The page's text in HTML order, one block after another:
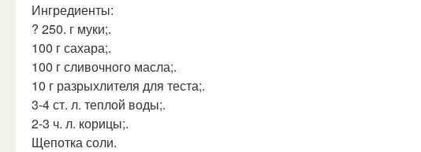
Ингредиенты:
? 250. г муки;.
100 г сахара;.
100 г сливочного масла;.
10 г разрыхлителя для теста;.
3-4 ст. л. теплой воды;.
2-3 ч. л. корицы;.
Щепотка соли.